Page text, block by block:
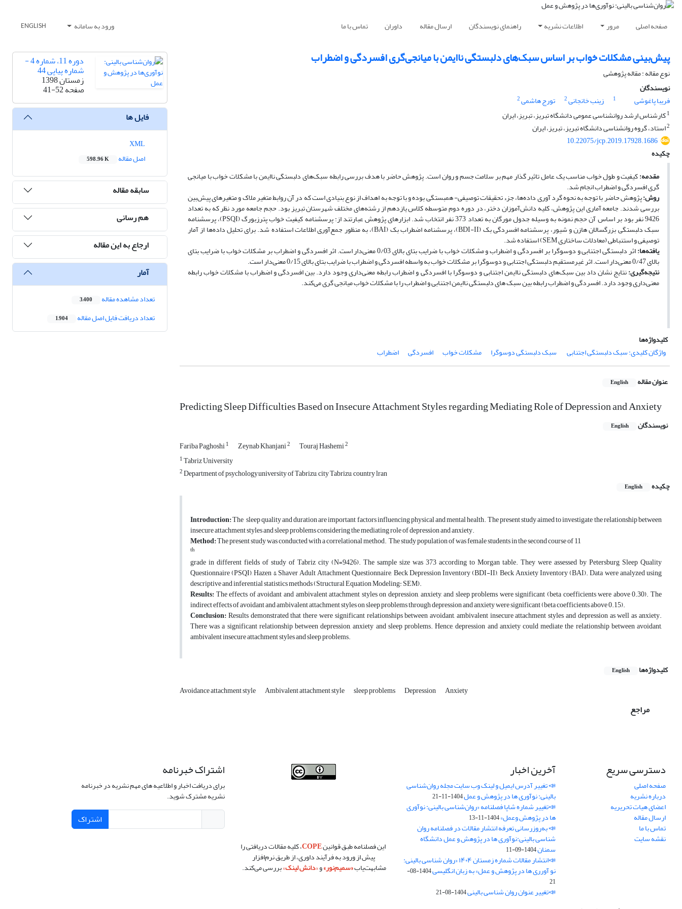
صفحه اصلی مرور اطلاعات نشریه راهنمای نویسندگان ارسال مقاله داوران تماس با ما ورود به سامانه ENGLISH
پیش‌بینی مشکلات خواب بر اساس سبک‌های دلبستگی ناایمن با میانجی‌گری افسردگی و اضطراب
نوع مقاله : مقاله پژوهشی
نویسندگان
فریبا پاغوشی
1 زینب خانجانی2 تورج هاشمی2
1کارشناس ارشد روانشناسی عمومی دانشگاه تبریز، تبریز، ایران
2استاد، گروه روانشناسی دانشگاه تبریز، تبریز، ایران
10.22075/jcp.2019.17928.1686
چکیده
مقدمه:کیفیت و طول خواب مناسب یک عامل تاثیر گذار مهم بر سلامت جسم و روان است. پژوهش حاضر با هدف بررسی رابطه سبک‌های دلبستگی ناایمن با مشکلات خواب با میانجی
گری افسردگی و اضطراب انجام شد.
روش:پژوهش حاضر با توجه به نحوه گرد آوری داده‌ها، جزء تحقیقات توصیفی- همبستگی بوده و با توجه به اهداف از نوع بنیادی است که در آن روابط متغیر ملاک و متغیرهای پیش‌بین
بررسی شدند. جامعه آماری این پژوهش، کلیه دانش‌آموزان دختر، در دوره دوم متوسطه کلاس یازدهم از رشته‌های مختلف شهرستان تبریز بود. حجم جامعه مورد نظر که به تعداد
9426 نفر بود بر اساس آن حجم نمونه به وسیله جدول مورگان به تعداد 373 نفر انتخاب شد. ابزارهای پژوهش عبارتند از: پرسشنامه کیفیت خواب پترزبورگ (PSQI)، پرسشنامه
سبک دلبستگی بزرگسالان هازن و شیور، پرسشنامه افسردگی بک (BDI-II)، پرسشنامه اضطراب بک (BAI)، به منظور جمع‌آوری اطلاعات استفاده شد. برای تحلیل داده‌ها از آمار
توصیفی و استنباطی (معادلات ساختاری SEM) استفاده شد.
یافته‌ها: اثر دلبستگی اجتنابی و دوسوگرا بر افسردگی و اضطراب و مشکلات خواب با ضرایب بتای بالای 0/03 معنی‌دار است. اثر افسردگی و اضطراب بر مشکلات خواب با ضرایب بتای
بالای 0/47 معنی‌دار است. اثر غیرمستقیم دلبستگی اجتنابی و دوسوگرا بر مشکلات خواب به واسطه افسردگی و اضطراب با ضرایب بتای بالای 0/15 معنی‌دار است.
نتیجه‌گیری:نتایج نشان داد بین سبک‌های دلبستگی ناایمن اجتنابی و دوسوگرا با افسردگی و اضطراب رابطه معنی‌داری وجود دارد. بین افسردگی و اضطراب با مشکلات خواب رابطه
معنی‌داری وجود دارد. افسردگی و اضطراب رابطه بین سبک های دلبستگی ناایمن اجتنابی و اضطراب را با مشکلات خواب میانجی گری می‌کند.
کلیدواژه‌ها
واژگان کلیدی: سبک دلبستگی اجتنابی
‌ سبک دلبستگی دوسوگرا مشکلات خواب افسردگی اضطراب
عنوان مقاله English
Predicting Sleep Difficulties Based on Insecure Attachment Styles regarding Mediating Role of Depression and Anxiety
نویسندگان English
Fariba Paghoshi1 Zeynab Khanjani2 Touraj Hashemi2
1Tabriz University
2Department of psychology,university of Tabrizu, city Tabrizu, country lran
چکیده
English
Introduction:The sleep quality and duration are important factors influencing physical and mental health. The present study aimed to investigate the relationship between
insecure attachment styles and sleep problems considering the mediating role of depression and anxiety.
Method:The present study was conducted with a correlational method. The study population of was female students in the second course of 11
th
grade in different fields of study of Tabriz city (N=9426). The sample size was 373 according to Morgan table. They were assessed by Petersburg Sleep Quality
Questionnaire (PSQI), Hazen & Shaver Adult Attachment Questionnaire, Beck Depression Inventory (BDI-II), Beck Anxiety Inventory (BAI). Data were analyzed using
descriptive and inferential statistics methods (Structural Equation Modeling: SEM).
Results:The effects of avoidant and ambivalent attachment styles on depression, anxiety, and sleep problems were significant (beta coefficients were above 0.30). The
indirect effects of avoidant and ambivalent attachment styles on sleep problems through depression and anxiety were significant (beta coefficients above 0.15).
Conclusion:Results demonstrated that there were significant relationships between avoidant, ambivalent insecure attachment styles and depression as well as anxiety.
There was a significant relationship between depression, anxiety and sleep problems. Hence, depression and anxiety could mediate the relationship between avoidant,
ambivalent insecure attachment styles and sleep problems.
کلیدواژه‌ها English
Avoidance attachment style Ambivalent attachment style sleep problems Depression Anxiety
مراجع
دوره 11، شماره 4 -
شماره پیاپی 44
زمستان 1398
صفحه41-52
فایل ها
اصل مقاله
598.96 K
سابقه مقاله
هم رسانی
ارجاع به این مقاله
آمار
تعداد مشاهده مقاله 3,400
تعداد دریافت فایل اصل مقاله 1,904
دسترسی سریع
صفحه اصلی
درباره نشریه
اعضای هیات تحریریه
ارسال مقاله
تماس با ما
نقشه سایت
آخرین اخبار
📣 تغییر آدرس ایمیل و لینک وب‌ سایت مجله روان‌شناسی
بالینی: نوآوری ها در پژوهش و عمل1404-11-21
📣تغییر شماره شاپا فصلنامه «روان‌شناسی بالینی: نوآوری
ها در پژوهش وعمل»1404-11-13
📣 به‌روزرسانی تعرفه انتشار مقالات در فصلنامه روان
شناسی بالینی:نوآوری ها در پژوهش و عمل دانشگاه
سمنان1404-09-11
📣انتشار مقالات شماره زمستان ۱۴۰۴ «روان شناسی بالینی:
نو آورری ها در پژوهش و عمل» به زبان انگلیسی
1404-08-
21
📣تغییر عنوان روان شناسی بالینی1404-08-21
این فصلنامه طبق قوانینCOPE، کلیه مقالات دریافتی را
پیش از ورود به فرآیند داوری، از طریق نرم‌افزار
مشابهت‌یاب«سمیم‌نور»و«دانش لینک»بررسی می‌کند.
اشتراک خبرنامه
برای دریافت اخبار و اطلاعیه های مهم نشریه در خبرنامه
نشریه مشترک شوید.
اشتراک